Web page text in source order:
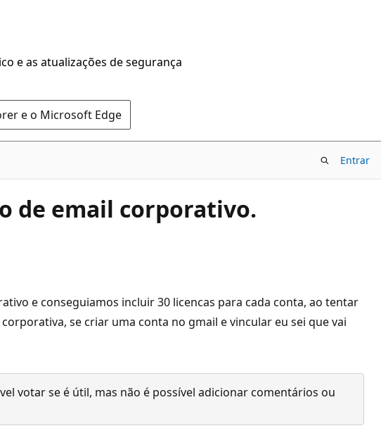
e as atualizações de segurança
e o Microsoft Edge
Entrar
de email corporativo.
e conseguiamos incluir 30 licencas para cada conta, ao tentar
se criar uma conta no gmail e vincular eu sei que vai
votar se é útil, mas não é possível adicionar comentários ou